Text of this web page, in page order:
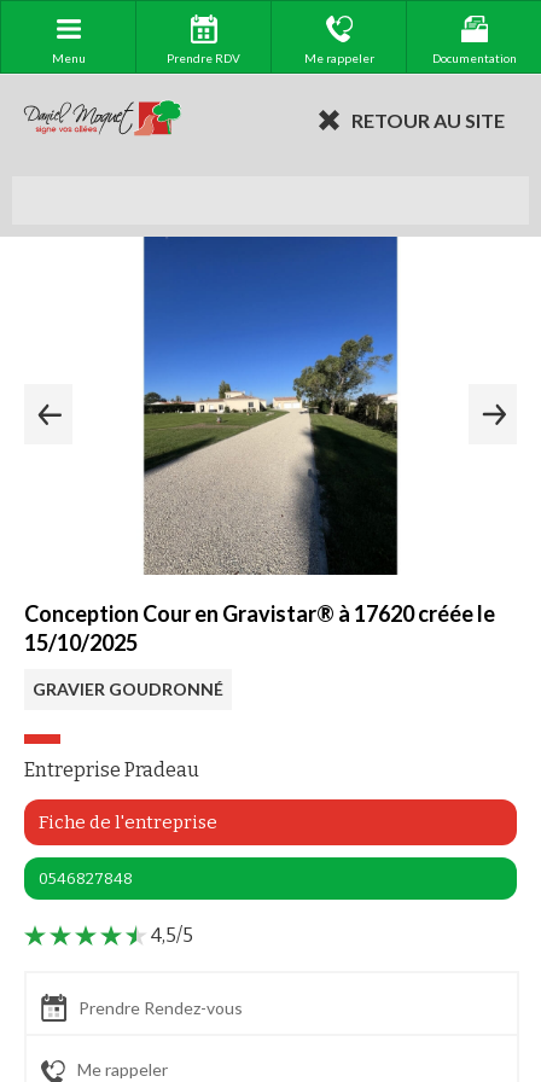
Menu Prendre RDV Me rappeler Documentation
RETOUR AU SITE
Conception Cour en Gravistar® à 17620 créée le
15/10/2025
GRAVIER GOUDRONNÉ
Entreprise Pradeau
Fiche de l'entreprise
0546827848
4,5/5
Prendre Rendez-vous
Me rappeler